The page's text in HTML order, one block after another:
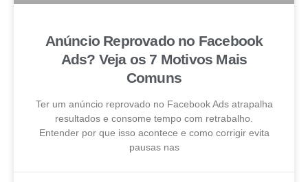
Anúncio Reprovado no Facebook
Ads? Veja os 7 Motivos Mais
Comuns
Ter um anúncio reprovado no Facebook Ads atrapalha
resultados e consome tempo com retrabalho.
Entender por que isso acontece e como corrigir evita
pausas nas